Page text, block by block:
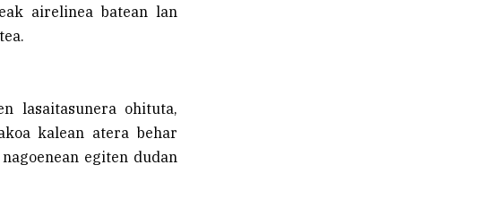
airelinea batean lan
lasaitasunera ohituta,
kalean atera behar
egiten dudan